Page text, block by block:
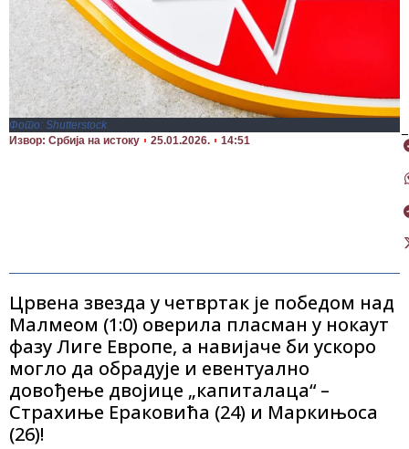
Фото: Shutterstock
Извор: Србија на истоку
25.01.2026. 14:51
Црвена звезда у четвртак је победом над
Малмеом (1:0) оверила пласман у нокаут
фазу Лиге Европе, а навијаче би ускоро
могло да обрадује и евентуално
довођење двојице „капиталаца“ –
Страхиње Ераковића (24) и Маркињоса
(26)!